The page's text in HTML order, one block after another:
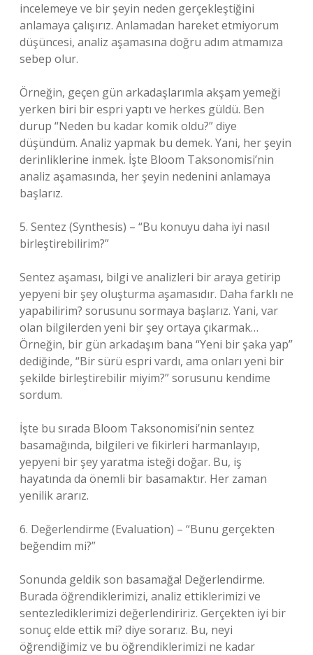
incelemeye ve bir şeyin neden gerçekleştiğini
anlamaya çalışırız. Anlamadan hareket etmiyorum
düşüncesi, analiz aşamasına doğru adım atmamıza
sebep olur.
Örneğin, geçen gün arkadaşlarımla akşam yemeği
yerken biri bir espri yaptı ve herkes güldü. Ben
durup “Neden bu kadar komik oldu?” diye
düşündüm. Analiz yapmak bu demek. Yani, her şeyin
derinliklerine inmek. İşte Bloom Taksonomisi’nin
analiz aşamasında, her şeyin nedenini anlamaya
başlarız.
5. Sentez (Synthesis) – “Bu konuyu daha iyi nasıl
birleştirebilirim?”
Sentez aşaması, bilgi ve analizleri bir araya getirip
yepyeni bir şey oluşturma aşamasıdır. Daha farklı ne
yapabilirim? sorusunu sormaya başlarız. Yani, var
olan bilgilerden yeni bir şey ortaya çıkarmak…
Örneğin, bir gün arkadaşım bana “Yeni bir şaka yap”
dediğinde, “Bir sürü espri vardı, ama onları yeni bir
şekilde birleştirebilir miyim?” sorusunu kendime
sordum.
İşte bu sırada Bloom Taksonomisi’nin sentez
basamağında, bilgileri ve fikirleri harmanlayıp,
yepyeni bir şey yaratma isteği doğar. Bu, iş
hayatında da önemli bir basamaktır. Her zaman
yenilik ararız.
6. Değerlendirme (Evaluation) – “Bunu gerçekten
beğendim mi?”
Sonunda geldik son basamağa! Değerlendirme.
Burada öğrendiklerimizi, analiz ettiklerimizi ve
sentezlediklerimizi değerlendiririz. Gerçekten iyi bir
sonuç elde ettik mi? diye sorarız. Bu, neyi
öğrendiğimiz ve bu öğrendiklerimizi ne kadar